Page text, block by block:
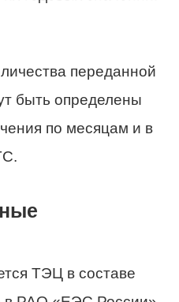
переданной
быть определены
по месяцам и в
ТЭЦ в составе